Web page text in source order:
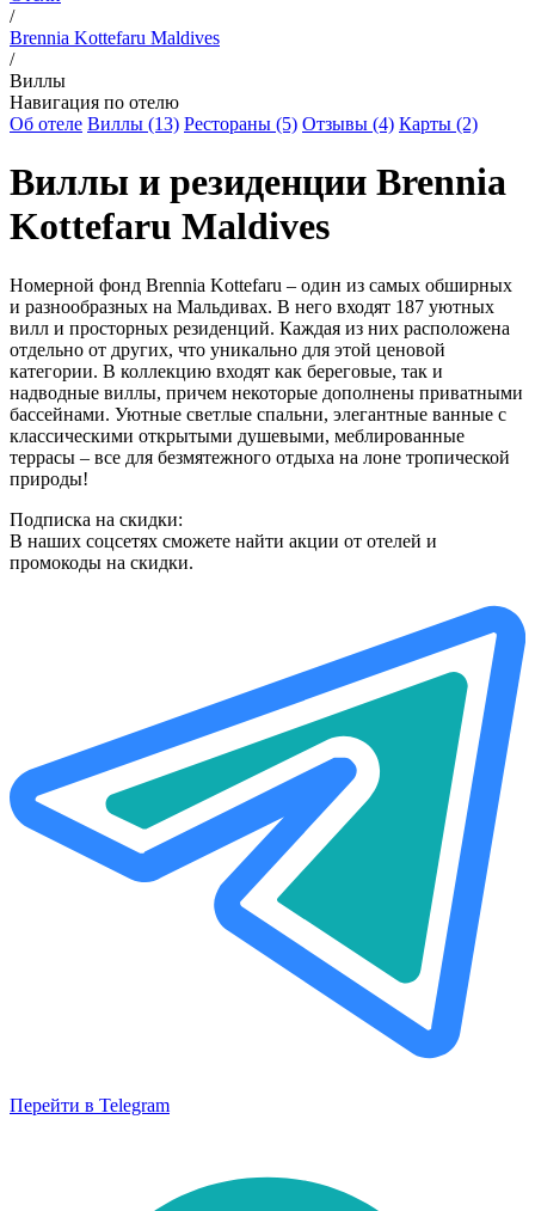
/
Brennia Kottefaru Maldives
/
Виллы
Навигация по отелю
Об отеле Виллы (13) Рестораны (5) Отзывы (4) Карты (2)
Виллы и резиденции Brennia
Kottefaru Maldives
Номерной фонд Brennia Kottefaru – один из самых обширных
и разнообразных на Мальдивах. В него входят 187 уютных
вилл и просторных резиденций. Каждая из них расположена
отдельно от других, что уникально для этой ценовой
категории. В коллекцию входят как береговые, так и
надводные виллы, причем некоторые дополнены приватными
бассейнами. Уютные светлые спальни, элегантные ванные с
классическими открытыми душевыми, меблированные
террасы – все для безмятежного отдыха на лоне тропической
природы!
Подписка на скидки:
В наших соцсетях сможете найти акции от отелей и
промокоды на скидки.
Перейти в Telegram